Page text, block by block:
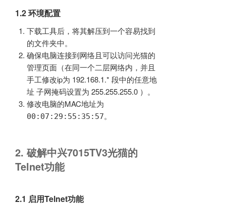
1.2 环境配置
下载工具后，将其解压到一个容易找到
的文件夹中。
确保电脑连接到网络且可以访问光猫的
管理页面（在同一个二层网络内，并且
手工修改ip为 192.168.1.* 段中的任意地
址 子网掩码设置为 255.255.255.0 ）。
修改电脑的MAC地址为
00:07:29:55:35:57。
2. 破解中兴7015TV3光猫的
Telnet功能
2.1 启用Telnet功能